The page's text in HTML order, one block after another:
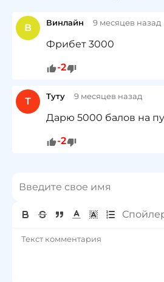
В Винлайн 9 месяцев назад
Фрибет 3000
-2
Т Туту 9 месяцев назад
Дарю 5000 балов на
-2